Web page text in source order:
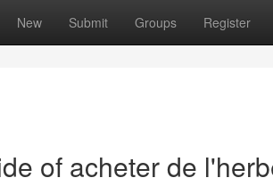
New Submit Groups Register
of acheter de